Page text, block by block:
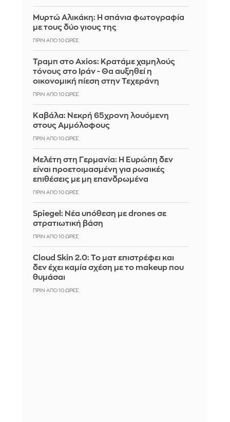
Μυρτώ Αλικάκη: Η σπάνια φωτογραφία
με τους δύο γιους της
ΠΡΙΝ ΑΠΌ 10 ΏΡΕΣ
Τραμπ στο Axios: Κρατάμε χαμηλούς
τόνους στο Ιράν - Θα αυξηθεί η
οικονομική πίεση στην Τεχεράνη
ΠΡΙΝ ΑΠΌ 10 ΏΡΕΣ
Καβάλα: Νεκρή 65χρονη λουόμενη
στους Αμμόλοφους
ΠΡΙΝ ΑΠΌ 10 ΏΡΕΣ
Μελέτη στη Γερμανία: Η Ευρώπη δεν
είναι προετοιμασμένη για ρωσικές
επιθέσεις με μη επανδρωμένα
ΠΡΙΝ ΑΠΌ 10 ΏΡΕΣ
Spiegel: Νέα υπόθεση με drones σε
στρατιωτική βάση
ΠΡΙΝ ΑΠΌ 10 ΏΡΕΣ
Cloud Skin 2.0: Το ματ επιστρέφει και
δεν έχει καμία σχέση με το makeup που
θυμάσαι
ΠΡΙΝ ΑΠΌ 10 ΏΡΕΣ